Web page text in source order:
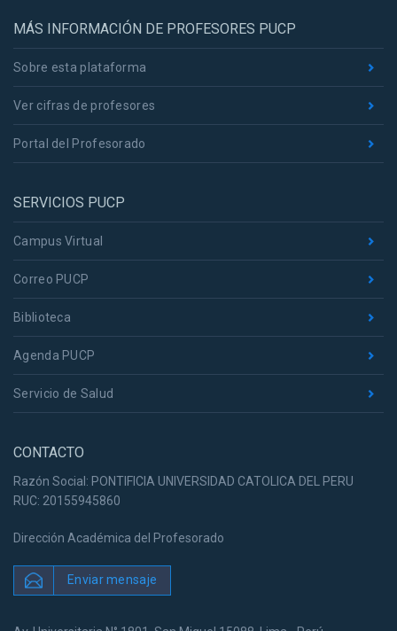
MÁS INFORMACIÓN DE PROFESORES PUCP
Sobre esta plataforma
Ver cifras de profesores
Portal del Profesorado
SERVICIOS PUCP
Campus Virtual
Correo PUCP
Biblioteca
Agenda PUCP
Servicio de Salud
CONTACTO
Razón Social: PONTIFICIA UNIVERSIDAD CATOLICA DEL PERU
RUC: 20155945860
Dirección Académica del Profesorado
Enviar mensaje